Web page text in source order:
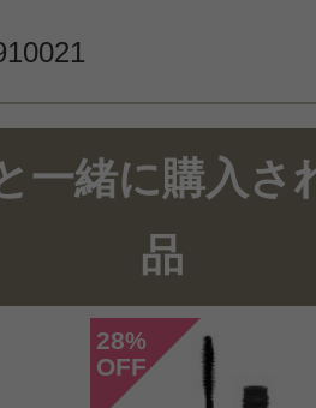
クチコミ
投稿日：2025年05月
一緒に購入さ
品
28%
OFF